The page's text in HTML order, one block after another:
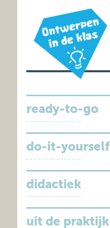
ready-to-go
do-it-yourself
didactiek
uit de praktijk